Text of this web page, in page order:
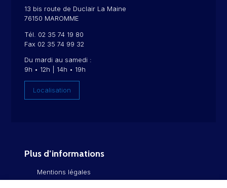
13 bis route de Duclair La Maine
76150 MAROMME
Tél. 02 35 74 19 80
Fax 02 35 74 99 32
Du mardi au samedi :
9h • 12h | 14h • 19h
Localisation
Plus d’informations
Mentions légales